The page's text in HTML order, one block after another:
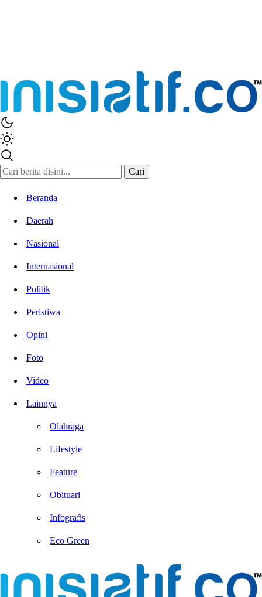
Inisiatif.co
Stay Connected Stay Informed
Cari
Beranda
Daerah
Nasional
Internasional
Politik
Peristiwa
Opini
Foto
Video
Lainnya
Olahraga
Lifestyle
Feature
Obituari
Infografis
Eco Green